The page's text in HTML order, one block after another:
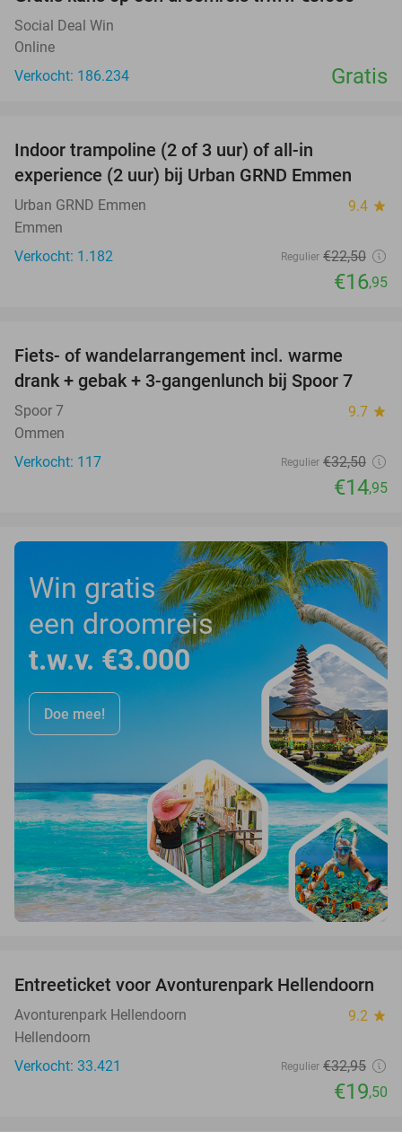
Social Deal Win
Online
Verkocht: 186.234
Gratis
Indoor trampoline (2 of 3 uur) of all-in
experience (2 uur) bij Urban GRND Emmen
Urban GRND Emmen 9.4 star
Emmen
Verkocht: 1.182
Regulier €22,50
€16,95
Fiets- of wandelarrangement incl. warme
drank + gebak + 3-gangenlunch bij Spoor 7
Spoor 7 9.7 star
Ommen
Verkocht: 117
Regulier €32,50
€14,95
Win gratis
een droomreis
t.w.v. €3.000
Doe mee!
41%
Entreeticket voor Avonturenpark Hellendoorn
Avonturenpark Hellendoorn 9.2 star
Hellendoorn
Verkocht: 33.421
Regulier €32,95
€19,50